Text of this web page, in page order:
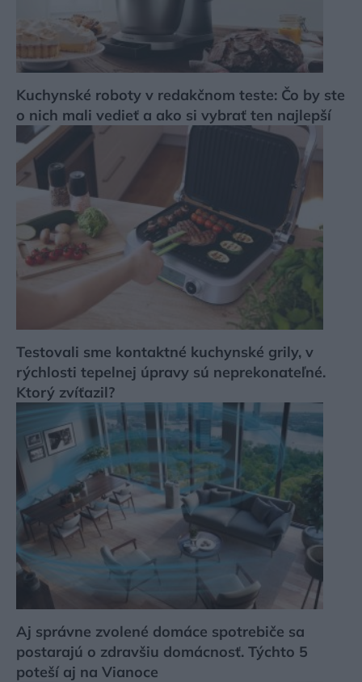
Kuchynské roboty v redakčnom teste: Čo by ste
o nich mali vedieť a ako si vybrať ten najlepší
Testovali sme kontaktné kuchynské grily, v
rýchlosti tepelnej úpravy sú neprekonateľné.
Ktorý zvíťazil?
Aj správne zvolené domáce spotrebiče sa
postarajú o zdravšiu domácnosť. Týchto 5
poteší aj na Vianoce